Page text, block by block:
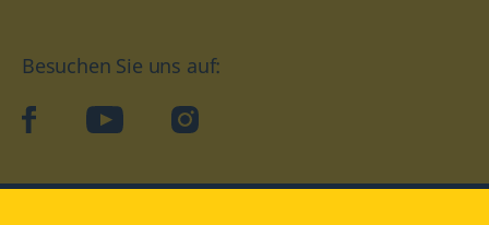
Besuchen Sie uns auf:
facebookYouTube Instagram